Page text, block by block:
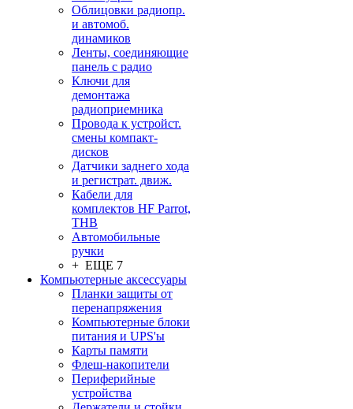
Облицовки радиопр.
и автомоб.
динамиков
Ленты, соединяющие
панель с радио
Ключи для
демонтажа
радиоприемника
Провода к устройст.
смены компакт-
дисков
Датчики заднего хода
и регистрат. движ.
Кабели для
комплектов HF Parrot,
THB
Автомобильные
ручки
+ ЕЩЕ 7
Компьютерные аксессуары
Планки защиты от
перенапряжения
Компьютерные блоки
питания и UPS'ы
Карты памяти
Флеш-накопители
Периферийные
устройства